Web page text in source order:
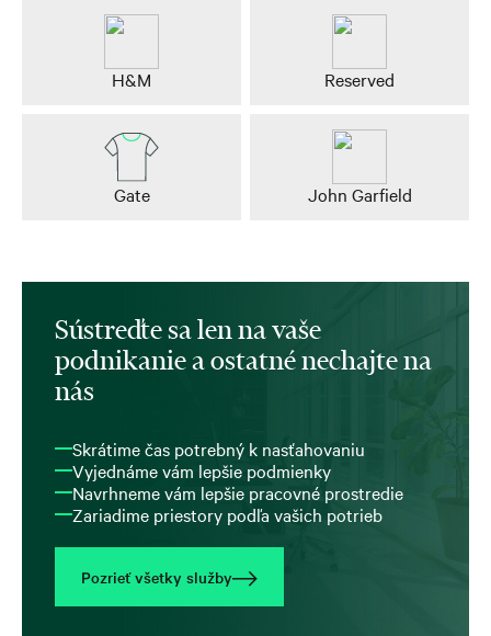
H&M Reserved
Gate John Garfield
Sústreďte sa len na vaše
podnikanie a ostatné nechajte na
nás
Skrátime čas potrebný k nasťahovaniu
Vyjednáme vám lepšie podmienky
Navrhneme vám lepšie pracovné prostredie
Zariadime priestory podľa vašich potrieb
Pozrieť všetky služby